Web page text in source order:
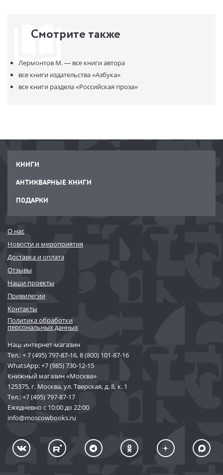
Смотрите также
Лермонтов М. — все книги автора
все книги издательства«Азбука»
все книги раздела«Российская проза»
КНИГИ
АНТИКВАРНЫЕ КНИГИ
ПОДАРКИ
О нас
Новости и мероприятия
Доставка и оплата
Отзывы
Наши проекты
Привилегии
Контакты
Политика обработки
персональных данных
Наш интернет-магазин
Тел.:+ 7 (495) 797-87-16,8 (800) 101-87-16
WhatsApp:+7 (985) 730-12-15
Книжный магазин «Москва»
125375, г. Москва, ул. Тверская, д. 8, к. 1
Тел.:+7 (495) 797-87-17
Ежедневно с 10:00 до 22:00
info@moscowbooks.ru